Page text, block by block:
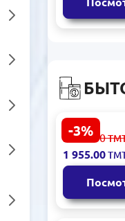
накопитель
-3%
Samsung
Пылесос
2 035.00
1 955.00